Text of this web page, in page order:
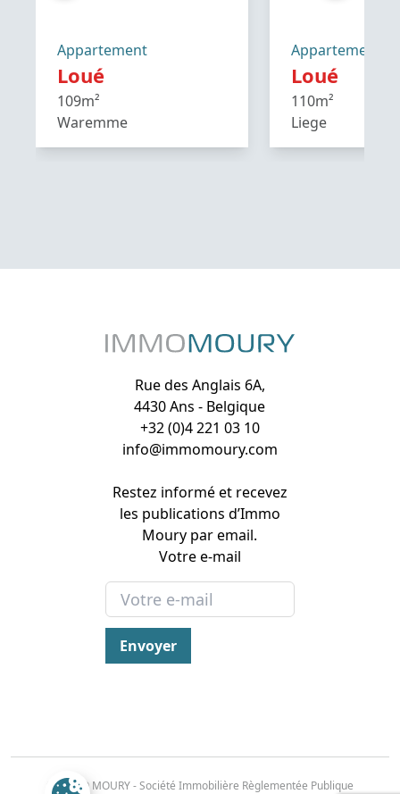
Appartement
Loué
109m²
Waremme
Appartement
Loué
110m²
Liege
Rue des Anglais 6A,
4430 Ans - Belgique
+32 (0)4 221 03 10
info@immomoury.com
Restez informé et recevez
les publications d’Immo
Moury par email.
Votre e-mail
Envoyer
© IMMO MOURY - Société Immobilière Règlementée Publique